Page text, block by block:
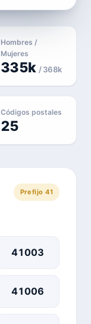
Hombres /
Mujeres
335k/ 368k
Códigos postales
25
Prefijo 41
41003
41006